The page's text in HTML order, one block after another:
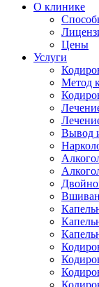
О клинике
Цены
Услуги
Метод
Вывод